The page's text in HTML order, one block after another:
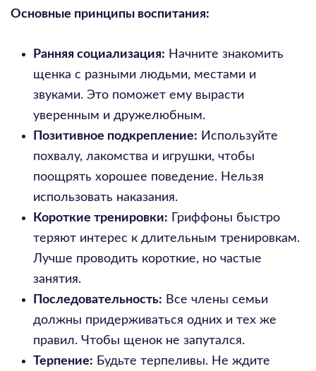
Основные принципы воспитания:
Ранняя социализация: Начните знакомить
щенка с разными людьми, местами и
звуками. Это поможет ему вырасти
уверенным и дружелюбным.
Позитивное подкрепление: Используйте
похвалу, лакомства и игрушки, чтобы
поощрять хорошее поведение. Нельзя
использовать наказания.
Короткие тренировки: Гриффоны быстро
теряют интерес к длительным тренировкам.
Лучше проводить короткие, но частые
занятия.
Последовательность: Все члены семьи
должны придерживаться одних и тех же
правил. Чтобы щенок не запутался.
Терпение: Будьте терпеливы. Не ждите